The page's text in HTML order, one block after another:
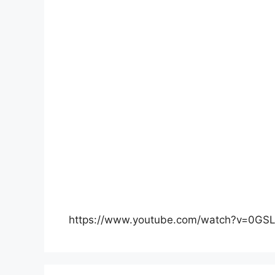
https://www.youtube.com/